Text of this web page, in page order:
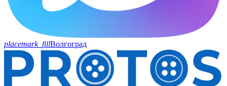
placemark_fillВолгоград